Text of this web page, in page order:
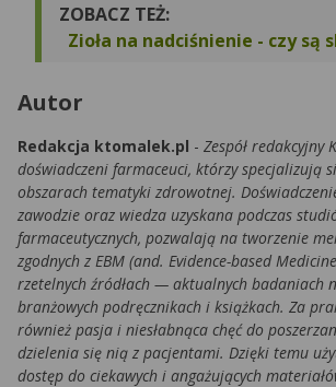
ZOBACZ TEŻ:
Zioła na nadciśnienie - czy są
Autor
Redakcja ktomalek.pl - Zespół redakcyjny
doświadczeni farmaceuci, którzy specjalizują
obszarach tematyki zdrowotnej.
zawodzie oraz wiedza uzyskana podczas
farmaceutycznych, pozwalają na tworzenie
zgodnych z EBM (and. Evidence-based
rzetelnych źródłach — aktualnych badaniach
branżowych podręcznikach i książkach. Za
również pasja i niesłabnąca chęć do
dzielenia się nią z pacjentami. Dzięki temu
dostęp do ciekawych i angażujących